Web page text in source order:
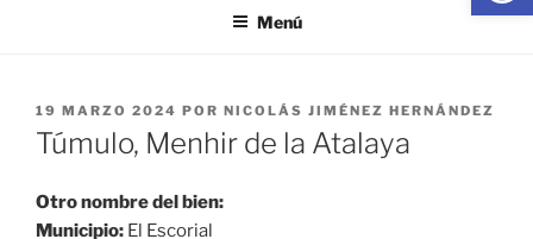
Menú
PUBLICADO
EL
19 MARZO 2024 POR NICOLÁS JIMÉNEZ HERNÁNDEZ
Túmulo, Menhir de la Atalaya
Otro nombre del bien:
Municipio: El Escorial